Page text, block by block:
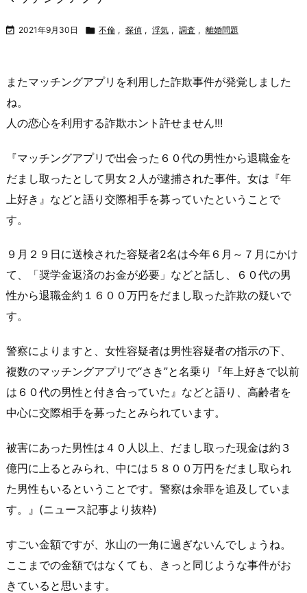
 2021年9月30日  不倫 , 探偵 , 浮気 , 調査 , 離婚問題
またマッチングアプリを利用した詐欺事件が発覚しました
ね。
人の恋心を利用する詐欺ホント許せません!!!
『マッチングアプリで出会った６０代の男性から退職金を
だまし取ったとして男女２人が逮捕された事件。女は『年
上好き』などと語り交際相手を募っていたということで
す。
９月２９日に送検された容疑者2名は今年６月～７月にかけ
て、「奨学金返済のお金が必要」などと話し、６０代の男
性から退職金約１６００万円をだまし取った詐欺の疑いで
す。
警察によりますと、女性容疑者は男性容疑者の指示の下、
複数のマッチングアプリで“さき”と名乗り『年上好きで以前
は６０代の男性と付き合っていた』などと語り、高齢者を
中心に交際相手を募ったとみられています。
被害にあった男性は４０人以上、だまし取った現金は約３
億円に上るとみられ、中には５８００万円をだまし取られ
た男性もいるということです。警察は余罪を追及していま
す。』(ニュース記事より抜粋)
すごい金額ですが、氷山の一角に過ぎないんでしょうね。
ここまでの金額ではなくても、きっと同じような事件がお
きていると思います。